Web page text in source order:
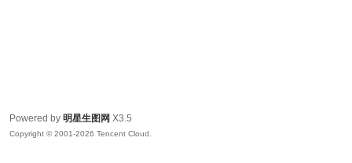
Powered by 明星生图网 X3.5
Copyright © 2001-2026 Tencent Cloud.